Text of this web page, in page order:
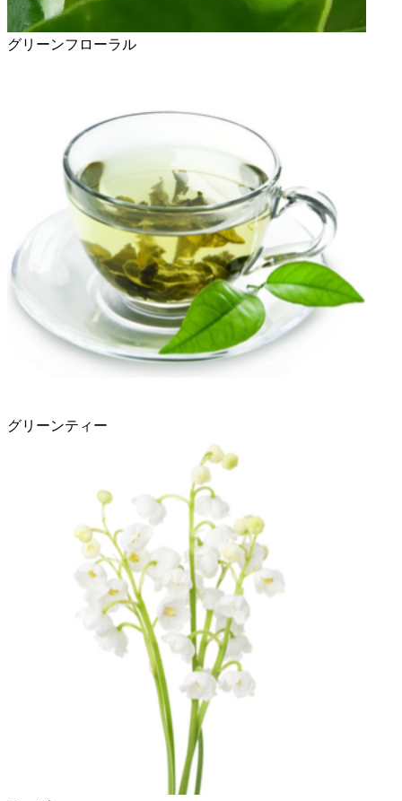
グリーンフローラル
グリーンティー